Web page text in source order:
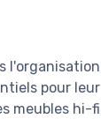
l'organisation
pour leur
meubles hi-fi